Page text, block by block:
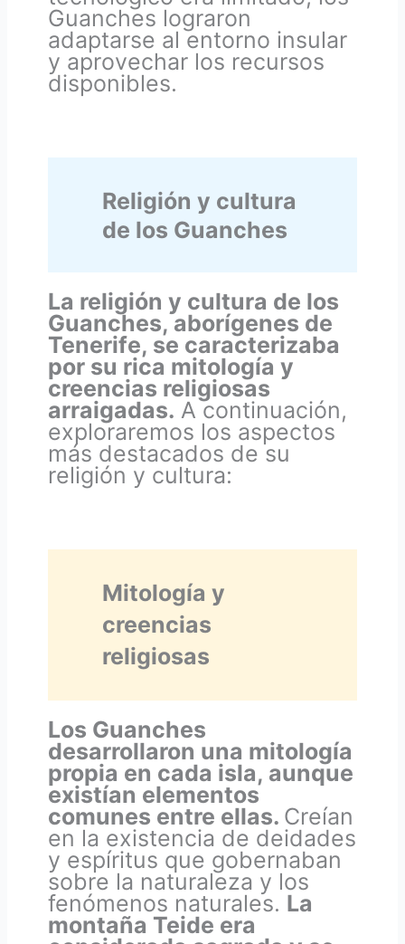
Guanches lograron
adaptarse al entorno insular
y aprovechar los recursos
disponibles.
Religión y cultura
de los Guanches
La religión y cultura de los
Guanches, aborígenes de
Tenerife, se caracterizaba
por su rica mitología y
creencias religiosas
arraigadas. A continuación,
exploraremos los aspectos
más destacados de su
religión y cultura:
Mitología y
creencias
religiosas
Los Guanches
desarrollaron una mitología
propia en cada isla, aunque
existían elementos
comunes entre ellas. Creían
en la existencia de deidades
y espíritus que gobernaban
sobre la naturaleza y los
fenómenos naturales. La
montaña Teide era